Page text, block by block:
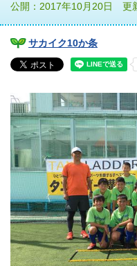
公開：2017年10月20日 更
サカイク10か条